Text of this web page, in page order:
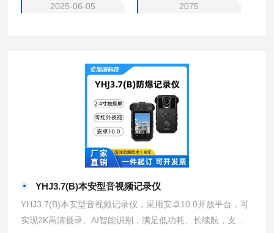
2025-06-05
2075
YHJ3.7(B)本安型音视频记录仪
YHJ3.7(B)本安型音视频记录仪，采用安卓10.0开放平台，可
实现2K高清摄录、AI智能识别，满足低功耗、长续航，支持O